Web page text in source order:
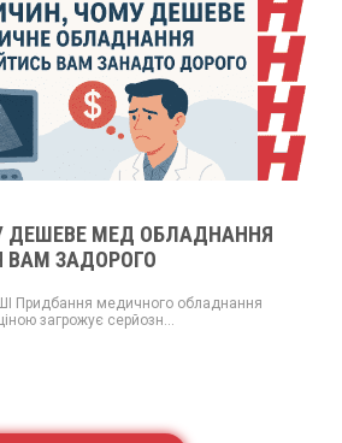
ДЕШЕВЕ МЕД ОБЛАДНАННЯ
ВАМ ЗАДОРОГО
Придбання медичного обладнання
загрожує серйозн...